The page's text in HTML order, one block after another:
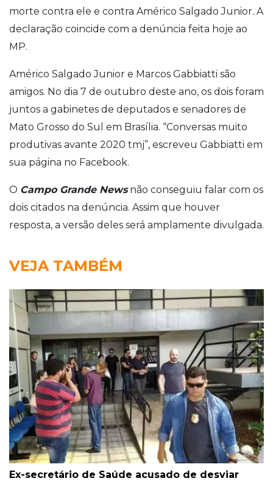
morte contra ele e contra Américo Salgado Junior. A
declaração coincide com a denúncia feita hoje ao
MP.
Américo Salgado Junior e Marcos Gabbiatti são
amigos. No dia 7 de outubro deste ano, os dois foram
juntos a gabinetes de deputados e senadores de
Mato Grosso do Sul em Brasília. “Conversas muito
produtivas avante 2020 tmj”, escreveu Gabbiatti em
sua página no Facebook.
O Campo Grande Newsnão conseguiu falar com os
dois citados na denúncia. Assim que houver
resposta, a versão deles será amplamente divulgada.
VEJA TAMBÉM
Ex-secretário de Saúde acusado de desviar